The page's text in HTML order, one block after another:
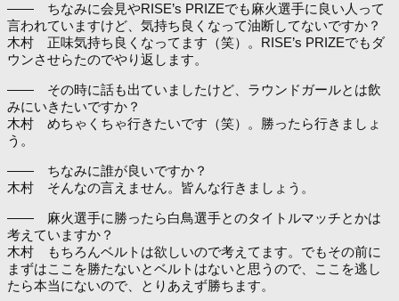
―― ちなみに会見やRISE’s PRIZEでも麻火選手に良い人って
言われていますけど、気持ち良くなって油断してないですか？
木村 正味気持ち良くなってます（笑）。RISE’s PRIZEでもダ
ウンさせらたのでやり返します。
―― その時に話も出ていましたけど、ラウンドガールとは飲
みにいきたいですか？
木村 めちゃくちゃ行きたいです（笑）。勝ったら行きましょ
う。
―― ちなみに誰が良いですか？
木村 そんなの言えません。皆んな行きましょう。
―― 麻火選手に勝ったら白鳥選手とのタイトルマッチとかは
考えていますか？
木村 もちろんベルトは欲しいので考えてます。でもその前に
まずはここを勝たないとベルトはないと思うので、ここを逃し
たら本当にないので、とりあえず勝ちます。